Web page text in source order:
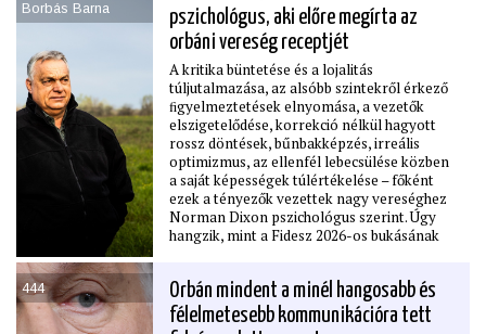
Borbás Barna
pszichológus, aki előre megírta az
orbáni vereség receptjét
A kritika büntetése és a lojalitás
túljutalmazása, az alsóbb szintekről érkező
ﬁgyelmeztetések elnyomása, a vezetők
elszigetelődése, korrekció nélkül hagyott
rossz döntések, bűnbakképzés, irreális
optimizmus, az ellenfél lebecsülése közben
a saját képességek túlértékelése – főként
ezek a tényezők vezettek nagy vereséghez
Norman Dixon pszichológus szerint. Úgy
hangzik, mint a Fidesz 2026-os bukásának
politikai, hanem katonai összefüggésben, és
még csak alkalma sem lehet reﬂektálni a
válságba jutott orbánizmusra, hiszen 2013-
444
Orbán mindent a minél hangosabb és
félelmetesebb kommunikációra tett